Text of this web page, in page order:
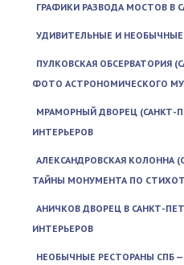
ГРАФИКИ РАЗВОДА МОСТОВ В
УДИВИТЕЛЬНЫЕ И НЕОБЫЧНЫЕ
ПУЛКОВСКАЯ ОБСЕРВАТОРИЯ
ФОТО АСТРОНОМИЧЕСКОГО
МРАМОРНЫЙ ДВОРЕЦ (САНКТ-
ИНТЕРЬЕРОВ
АЛЕКСАНДРОВСКАЯ КОЛОННА
ТАЙНЫ МОНУМЕНТА ПО
АНИЧКОВ ДВОРЕЦ В САНКТ-
ИНТЕРЬЕРОВ
НЕОБЫЧНЫЕ РЕСТОРАНЫ СПБ